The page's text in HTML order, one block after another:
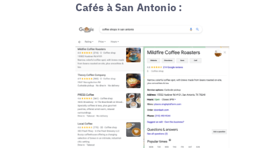
Cafés à San Antonio :